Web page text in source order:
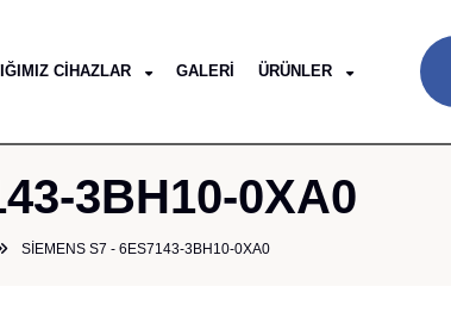
CIHAZLAR GALERI ÜRÜNLER
3BH10-0XA0
SIEMENS S7 - 6ES7143-3BH10-0XA0